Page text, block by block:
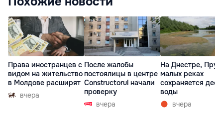
Права иностранцев с
видом на жительство
в Молдове расширят
вчера
После жалобы
постоялицы в центре
Constructorul начали
проверку
вчера
На Днестре,
малых реках
сохраняется
воды
вчера